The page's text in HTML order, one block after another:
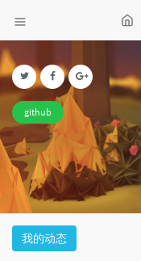
github
我的动态